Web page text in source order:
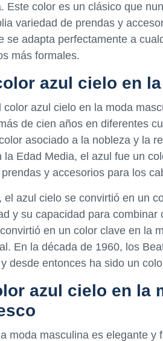
Este color es un clásico que
variedad de prendas y
se adapta perfectamente a
más formales.
azul cielo en
color azul cielo en la moda
de cien años en diferentes
asociado a la nobleza y la
la Edad Media, el azul fue un
y accesorios para los
el azul cielo se convirtió en un
y su capacidad para
en un color clave en la
En la década de 1960, los
desde entonces ha sido un
azul cielo en la
moda masculina es elegante y